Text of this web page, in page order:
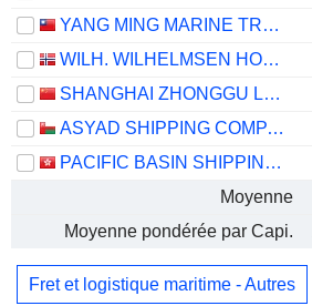
YANG MING MARINE TRANSPORT CORPORATION
WILH. WILHELMSEN HOLDING ASA
SHANGHAI ZHONGGU LOGISTICS CO., LTD.
ASYAD SHIPPING COMPANY SAOG
PACIFIC BASIN SHIPPING LIMITED
Moyenne
Moyenne pondérée par Capi.
Fret et logistique maritime - Autres